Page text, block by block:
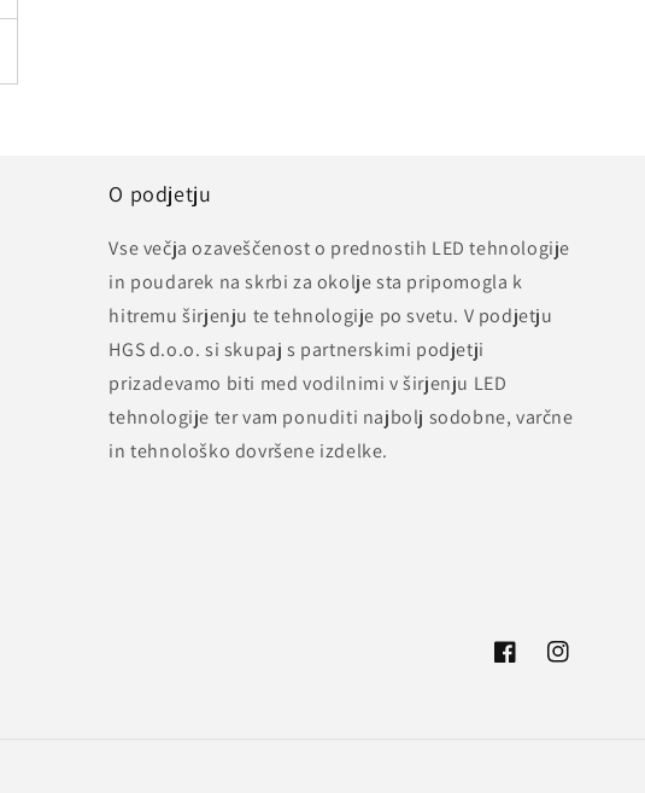
O podjetju
Vse večja ozaveščenost o prednostih LED tehnologije
in poudarek na skrbi za okolje sta pripomogla k
hitremu širjenju te tehnologije po svetu. V podjetju
HGS d.o.o. si skupaj s partnerskimi podjetji
prizadevamo biti med vodilnimi v širjenju LED
tehnologije ter vam ponuditi najbolj sodobne, varčne
in tehnološko dovršene izdelke.
FacebookInstagram